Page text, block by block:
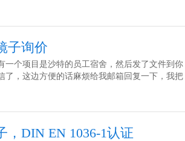
子询价
一个项目是沙特的员工宿舍，然后发了文件到你
了，这边方便的话麻烦给我邮箱回复一下，我把
，DIN EN 1036-1认证